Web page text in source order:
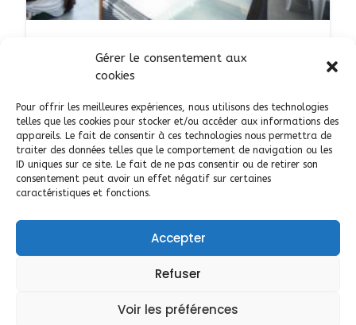
Gérer le consentement aux
cookies
Pour offrir les meilleures expériences, nous utilisons des technologies
telles que les cookies pour stocker et/ou accéder aux informations des
appareils. Le fait de consentir à ces technologies nous permettra de
traiter des données telles que le comportement de navigation ou les
ID uniques sur ce site. Le fait de ne pas consentir ou de retirer son
consentement peut avoir un effet négatif sur certaines
caractéristiques et fonctions.
Accepter
Refuser
Voir les préférences
Maisons d'Intérieur -
constructeur de maisons en
ossature bois à Caen
AJOUTÉ LE 7 AVRIL 2025
14 Caen
Politique de cookies (UE)
Mentions légales cgu cgv